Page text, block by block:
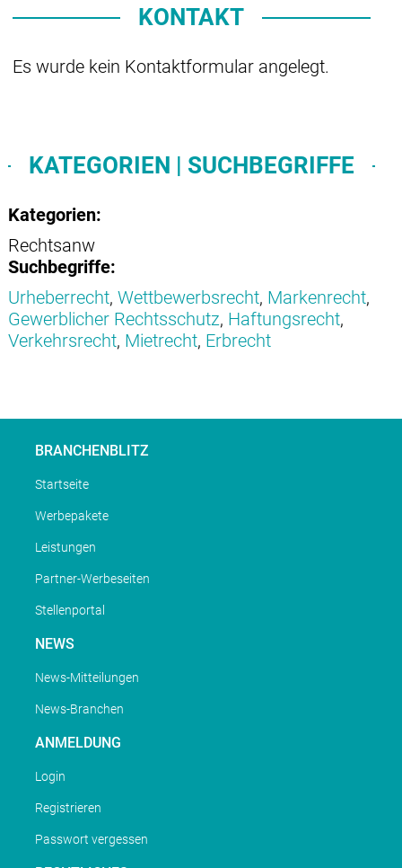
KONTAKT
Es wurde kein Kontaktformular angelegt.
KATEGORIEN | SUCHBEGRIFFE
Kategorien:
Rechtsanw
Suchbegriffe:
Urheberrecht, Wettbewerbsrecht, Markenrecht,
Gewerblicher Rechtsschutz, Haftungsrecht,
Verkehrsrecht, Mietrecht, Erbrecht
BRANCHENBLITZ
Startseite
Werbepakete
Leistungen
Partner-Werbeseiten
Stellenportal
NEWS
News-Mitteilungen
News-Branchen
ANMELDUNG
Login
Registrieren
Passwort vergessen